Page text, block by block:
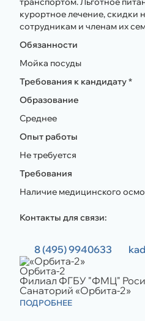
курортное лечение, скидки
сотрудникам и членам их
Обязанности
Мойка посуды
Требования к кандидату *
Образование
Среднее
Опыт работы
Не требуется
Требования
Наличие медицинского
Контакты для связи:
8 (495) 9940633
Орбита-2
Филиал ФГБУ "ФМЦ"
Санаторий «Орбита-2»
ПОДРОБНЕЕ